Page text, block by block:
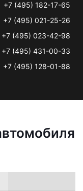
+7 (495) 182-17-65
+7 (495) 021-25-26
+7 (495) 023-42-98
+7 (495) 431-00-33
+7 (495) 128-01-88